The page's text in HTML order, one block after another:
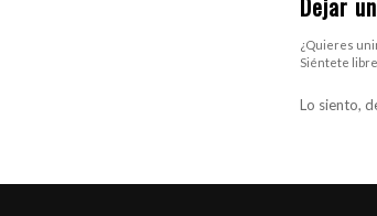
Dejar
¿Quieres
Siéntete
Lo siento,